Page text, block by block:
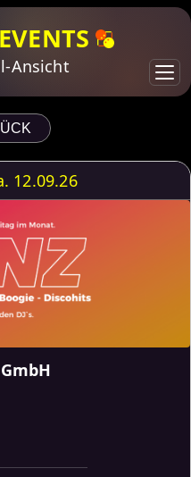
EVENTS
Ansicht
12.09.26